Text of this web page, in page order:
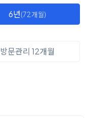
6년(72개월)
방문관리 12개월